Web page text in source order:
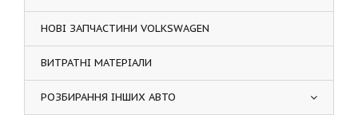
НОВІ ЗАПЧАСТИНИ VOLKSWAGEN
ВИТРАТНІ МАТЕРІАЛИ
РОЗБИРАННЯ ІНШИХ АВТО